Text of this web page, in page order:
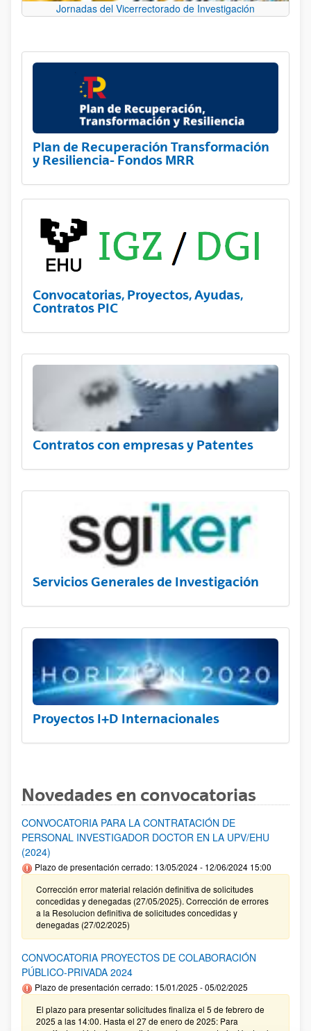
Jornadas del Vicerrectorado de Investigación
Plan de Recuperación Transformación
y Resiliencia- Fondos MRR
Convocatorias, Proyectos, Ayudas,
Contratos PIC
Contratos con empresas y Patentes
Servicios Generales de Investigación
Proyectos I+D Internacionales
Novedades en convocatorias
CONVOCATORIA PARA LA CONTRATACIÓN DE
PERSONAL INVESTIGADOR DOCTOR EN LA UPV/EHU
(2024)
Plazo de presentación cerrado: 13/05/2024 - 12/06/2024 15:00
Corrección error material relación definitiva de solicitudes
concedidas y denegadas (27/05/2025). Corrección de errores
a la Resolucion definitiva de solicitudes concedidas y
denegadas (27/02/2025)
CONVOCATORIA PROYECTOS DE COLABORACIÓN
PÚBLICO-PRIVADA 2024
Plazo de presentación cerrado: 15/01/2025 - 05/02/2025
El plazo para presentar solicitudes finaliza el 5 de febrero de
2025 a las 14:00. Hasta el 27 de enero de 2025: Para